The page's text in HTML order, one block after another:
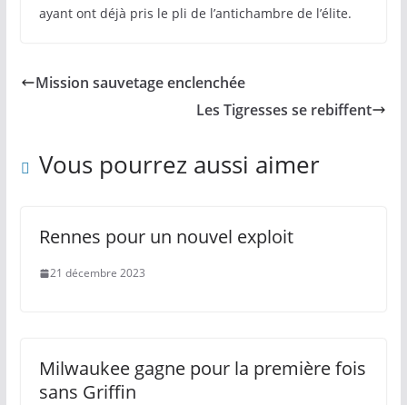
ayant ont déjà pris le pli de l’antichambre de l’élite.
Mission sauvetage enclenchée
Les Tigresses se rebiffent
Vous pourrez aussi aimer
Rennes pour un nouvel exploit
21 décembre 2023
Milwaukee gagne pour la première fois
sans Griffin